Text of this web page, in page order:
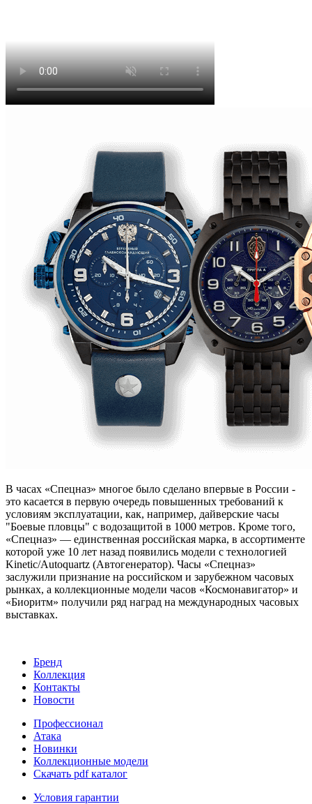
В часах «Спецназ» многое было сделано впервые в России -
это касается в первую очередь повышенных требований к
условиям эксплуатации, как, например, дайверские часы
"Боевые пловцы" с водозащитой в 1000 метров. Кроме того,
«Спецназ» — единственная российская марка, в ассортименте
которой уже 10 лет назад появились модели с технологией
Kinetic/Autoquartz (Автогенератор). Часы «Спецназ»
заслужили признание на российском и зарубежном часовых
рынках, а коллекционные модели часов «Космонавигатор» и
«Биоритм» получили ряд наград на международных часовых
выставках.
Бренд
Коллекция
Контакты
Новости
Профессионал
Атака
Новинки
Коллекционные модели
Скачать pdf каталог
Условия гарантии